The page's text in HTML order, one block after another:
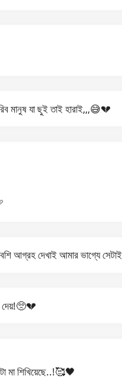
মানুষ যা ছুই তাই হারাই,,,😅💔
আগ্রহ দেখাই আমার ভাগ্যে
দেয়!🥺💔
মা শিখিয়েছে..!🥰🖤